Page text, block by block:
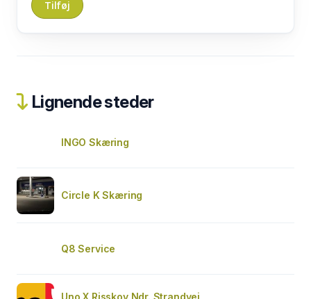
Lignende steder
INGO Skæring
Circle K Skæring
Q8 Service
Uno X Risskov Ndr. Strandvej